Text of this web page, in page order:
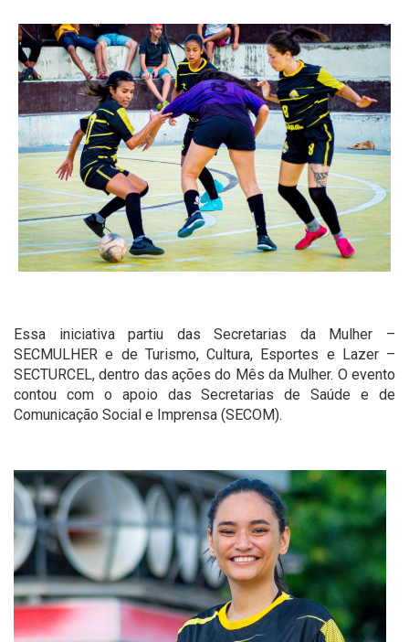
Essa iniciativa partiu das Secretarias da Mulher –
SECMULHER e de Turismo, Cultura, Esportes e Lazer –
SECTURCEL, dentro das ações do Mês da Mulher. O evento
contou com o apoio das Secretarias de Saúde e de
Comunicação Social e Imprensa (SECOM).